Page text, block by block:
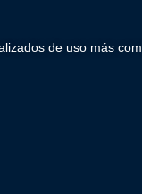
de uso más